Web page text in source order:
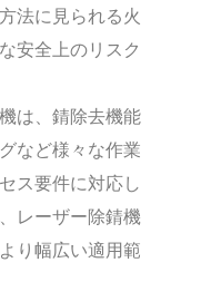
法に見られる火
安全上のリスク
は、錆除去機能
など様々な作業
ス要件に対応し
レーザー除錆機
り幅広い適用範